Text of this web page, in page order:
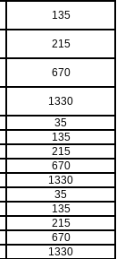
135
215
670
1330
35
135
215
670
1330
35
135
215
670
1330